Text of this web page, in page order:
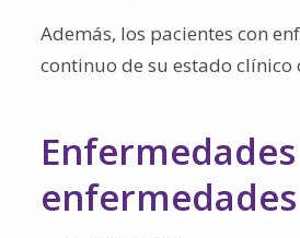
Además, los pacientes con
continuo de su estado